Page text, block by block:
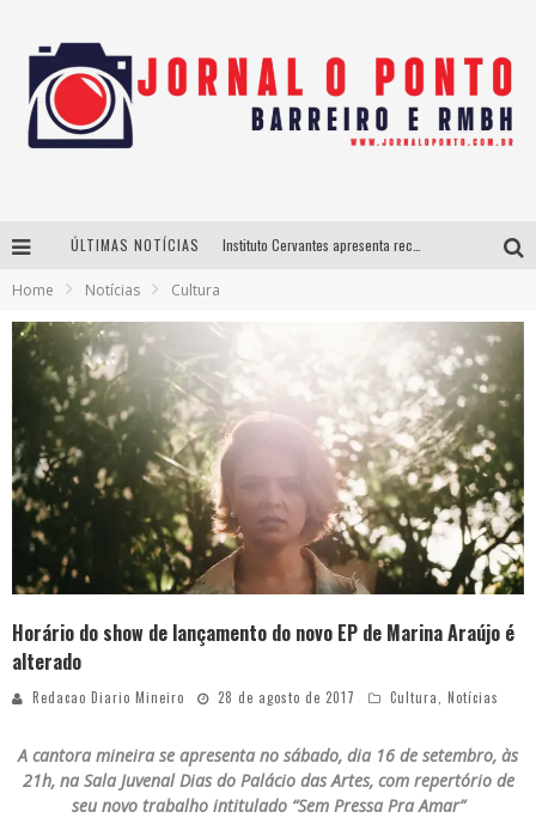
ÚLTIMAS NOTÍCIAS
BH recebe nesta quinta-feira lançamento do jogo “Coleta Seletiva” com roda de conversa entre agentes da sustentabilidade
Projeta Cultura abre inscrições gratuitas em São João del-Rei para oficinas de elaboração de projetos culturais e inteligência artificial
Home Notícias Cultura
Horário do show de lançamento do novo EP de Marina Araújo é
alterado
Redacao Diario Mineiro 28 de agosto de 2017 Cultura, Notícias
A cantora mineira se apresenta no sábado, dia 16 de setembro, às
21h, na Sala Juvenal Dias do Palácio das Artes, com repertório de
seu novo trabalho intitulado “Sem Pressa Pra Amar”